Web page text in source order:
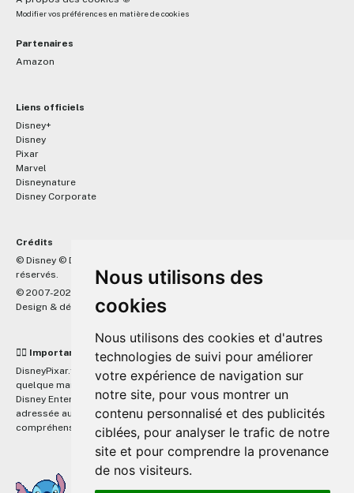
Nous utilisons des
cookies
Nous utilisons des cookies et d'autres
technologies de suivi pour améliorer
votre expérience de navigation sur
notre site, pour vous montrer un
contenu personnalisé et des publicités
ciblées, pour analyser le trafic de notre
site et pour comprendre la provenance
de nos visiteurs.
Modifier vos préférences en matière de cookies
Partenaires
Amazon
Liens officiels
Disney+
Disney
Pixar
Marvel
Disneynature
Disney Corporate
Crédits
© Disney © Disney/Pixar © &
réservés.
© 2007-2026 DisneyPixar.fr
Design & développement : MonsieurPaul
☝🏼 Important
DisneyPixar.fr est un site indépendant et n'est en aucun cas lié de
quelque manière que ce soit avec The Walt Disney Company, Pixar,
Disney Enterprises, Inc ou leurs dérivés ou associés. Toute demande
adressée aux studios Disney ou Pixar sera ignorée. Merci de votre
compréhension.